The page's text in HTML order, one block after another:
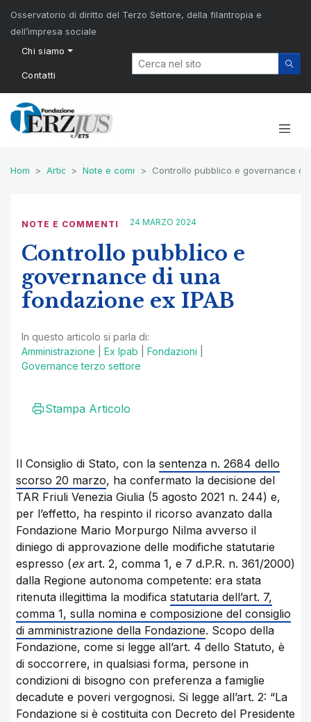
Osservatorio di diritto del Terzo Settore, della filantropia e
dell’impresa sociale
Chi siamo
Contatti
Home Articoli Note e commentiControllo pubblico e governance di
NOTE E COMMENTI 24 MARZO 2024
Controllo pubblico e
governance di una
fondazione ex IPAB
In questo articolo si parla di:
Amministrazione
Ex Ipab Fondazioni
Governance terzo settore
Stampa Articolo
Il Consiglio di Stato, con la sentenza n. 2684 dello
scorso 20 marzo, ha confermato la decisione del
TAR Friuli Venezia Giulia (5 agosto 2021 n. 244) e,
per l’effetto, ha respinto il ricorso avanzato dalla
Fondazione Mario Morpurgo Nilma avverso il
diniego di approvazione delle modifiche statutarie
espresso (exart. 2, comma 1, e 7 d.P.R. n. 361/2000)
dalla Regione autonoma competente: era stata
ritenuta illegittima la modifica statutaria dell’art. 7,
comma 1, sulla nomina e composizione del consiglio
di amministrazione della Fondazione. Scopo della
Fondazione, come si legge all’art. 4 dello Statuto, è
di soccorrere, in qualsiasi forma, persone in
condizioni di bisogno con preferenza a famiglie
decadute e poveri vergognosi. Si legge all’art. 2: “La
Fondazione si è costituita con Decreto del Presidente